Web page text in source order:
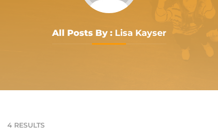
All Posts By :Lisa Kayser
4 RESULTS